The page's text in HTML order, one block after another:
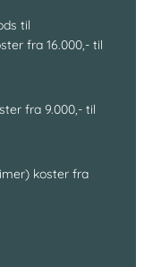
til
fra 16.000,- til
fra 9.000,- til
koster fra